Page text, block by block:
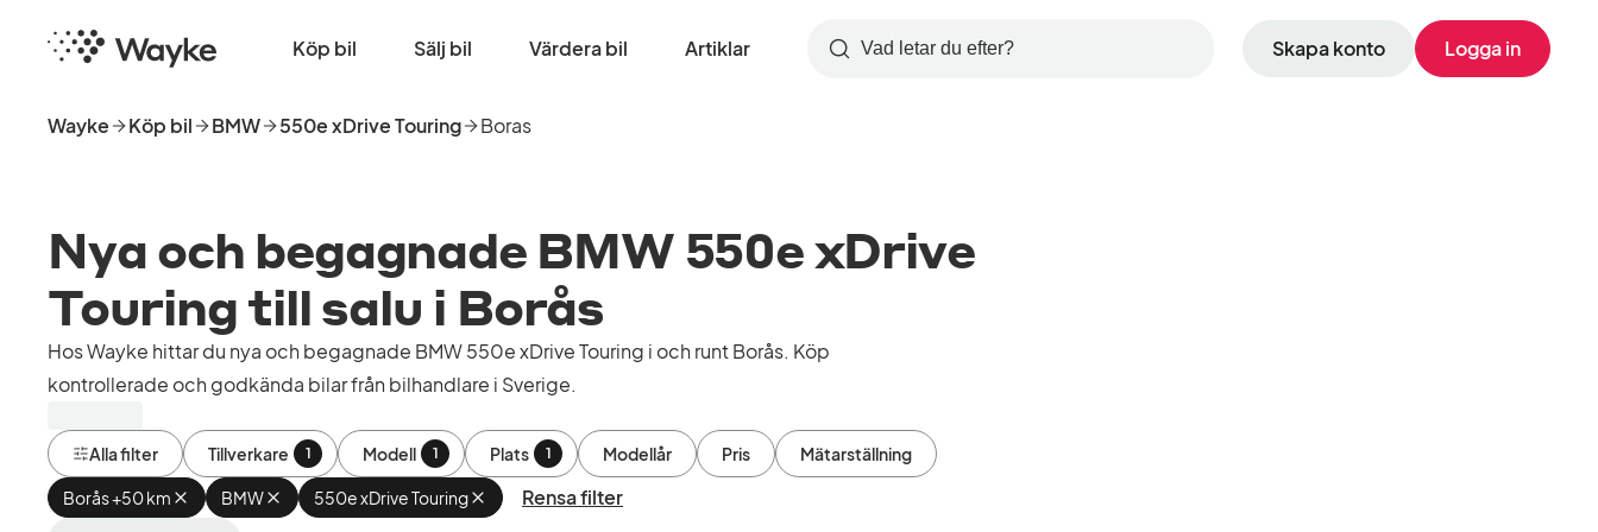
huvudinnehåll
Startsida Köp bil Sälj bil Värdera bil Artiklar Skapa konto Logga in
Sök
Wayke Köp bil BMW 550e xDrive Touring Boras
Nya och begagnade BMW 550e xDrive
Touring till salu i Borås
Hos Wayke hittar du nya och begagnade BMW 550e xDrive Touring i och runt Borås. Köp
kontrollerade och godkända bilar från bilhandlare i Sverige.
Alla filter Tillverkare 1 Modell 1 Plats 1 Modellår Pris Mätarställning
Borås +50 km Ta
bort
BMW Ta
bort
550e xDrive Touring Ta
bort
Rensa filter